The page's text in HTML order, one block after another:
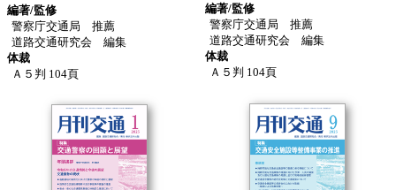
編著/監修
警察庁交通局 推薦
道路交通研究会 編集
体裁
Ａ５判 104頁
編著/監修
警察庁交通局 推薦
道路交通研究会 編集
体裁
Ａ５判 104頁